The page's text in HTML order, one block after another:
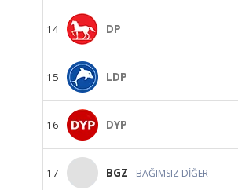
14 DP
15 LDP
16 DYP
17 BGZ - BAĞIMSIZ DİĞER